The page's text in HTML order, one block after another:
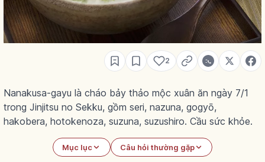
2
Nanakusa-gayu là cháo bảy thảo mộc xuân ăn ngày 7/1
trong Jinjitsu no Sekku, gồm seri, nazuna, gogyō,
hakobera, hotokenoza, suzuna, suzushiro. Cầu sức khỏe.
Mục lục Câu hỏi thường gặp